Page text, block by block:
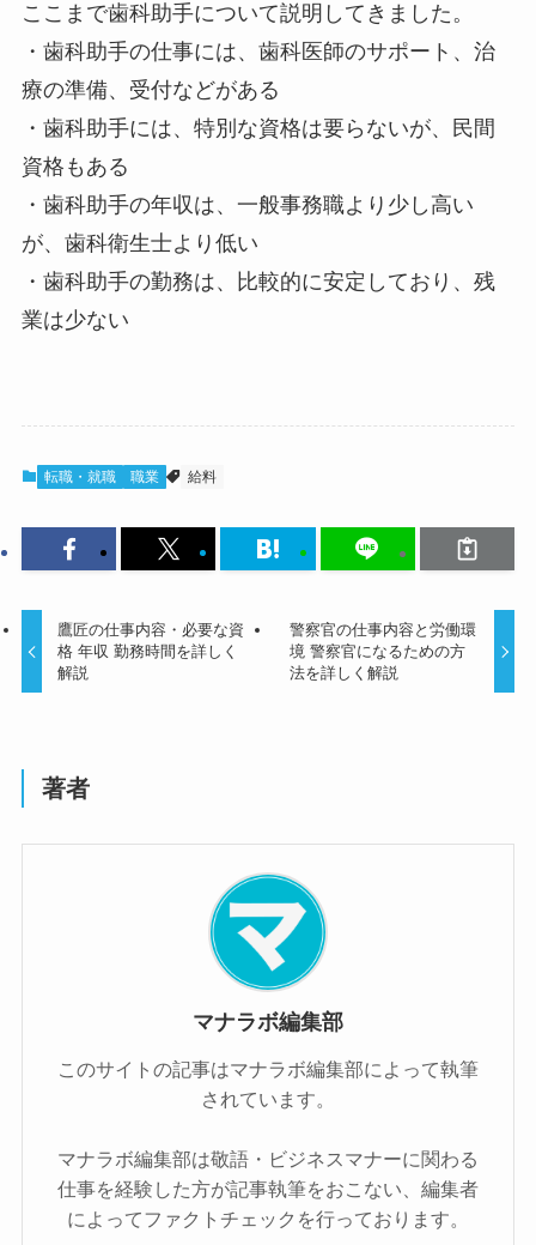
ここまで歯科助手について説明してきました。
・歯科助手の仕事には、歯科医師のサポート、治
療の準備、受付などがある
・歯科助手には、特別な資格は要らないが、民間
資格もある
・歯科助手の年収は、一般事務職より少し高い
が、歯科衛生士より低い
・歯科助手の勤務は、比較的に安定しており、残
業は少ない
転職・就職 職業 給料
鷹匠の仕事内容・必要な資
格 年収 勤務時間を詳しく
解説
警察官の仕事内容と労働環
境 警察官になるための方
法を詳しく解説
著者
マナラボ編集部
このサイトの記事はマナラボ編集部によって執筆
されています。
マナラボ編集部は敬語・ビジネスマナーに関わる
仕事を経験した方が記事執筆をおこない、編集者
によってファクトチェックを行っております。